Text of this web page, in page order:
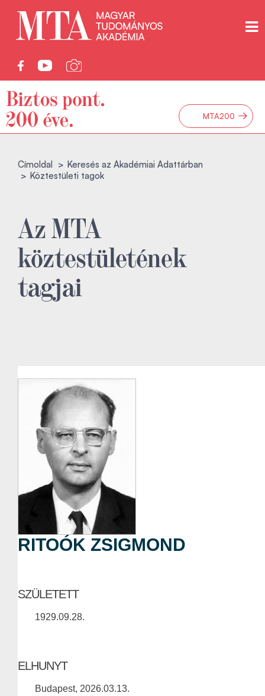
MTA200 →
Címoldal
Keresés az Akadémiai Adattárban
Köztestületi tagok
Az MTA
köztestületének
tagjai
RITOÓK ZSIGMOND
SZÜLETETT
1929.09.28.
ELHUNYT
Budapest, 2026.03.13.